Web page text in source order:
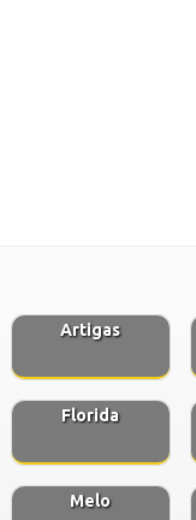
Artigas
Florida
Melo